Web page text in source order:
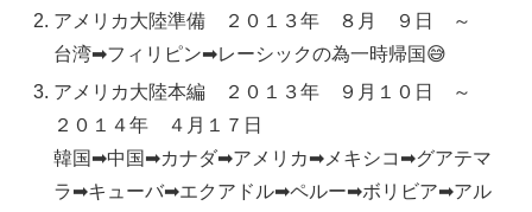
アメリカ大陸準備 ２０１３年 ８月 ９日 ～
台湾➡フィリピン➡レーシックの為一時帰国😅
アメリカ大陸本編 ２０１３年 ９月１０日 ～
２０１４年 ４月１７日
韓国➡中国➡カナダ➡アメリカ➡メキシコ➡グアテマ
ラ➡キューバ➡エクアドル➡ペルー➡ボリビア➡アル